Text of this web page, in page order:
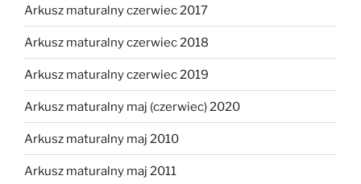
Arkusz maturalny czerwiec 2017
Arkusz maturalny czerwiec 2018
Arkusz maturalny czerwiec 2019
Arkusz maturalny maj (czerwiec) 2020
Arkusz maturalny maj 2010
Arkusz maturalny maj 2011